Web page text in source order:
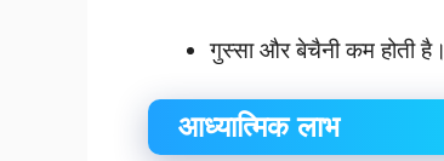
गुस्सा और बेचैनी कम होती है।
आध्यात्मिक लाभ